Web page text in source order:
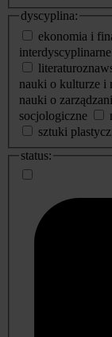
dyscyplina:
ekonomia i
interdyscyplinarne
nauki o kulturze i
nauki o
socjologiczne
sztuki
status: